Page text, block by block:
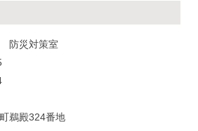
防災対策室
鵜殿324番地